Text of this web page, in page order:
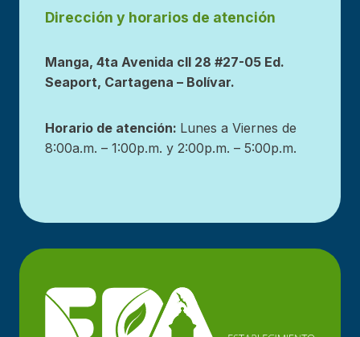
Dirección y horarios de atención
Manga, 4ta Avenida cll 28 #27-05 Ed.
Seaport, Cartagena – Bolívar.
Horario de atención: Lunes a Viernes de
8:00a.m. – 1:00p.m. y 2:00p.m. – 5:00p.m.